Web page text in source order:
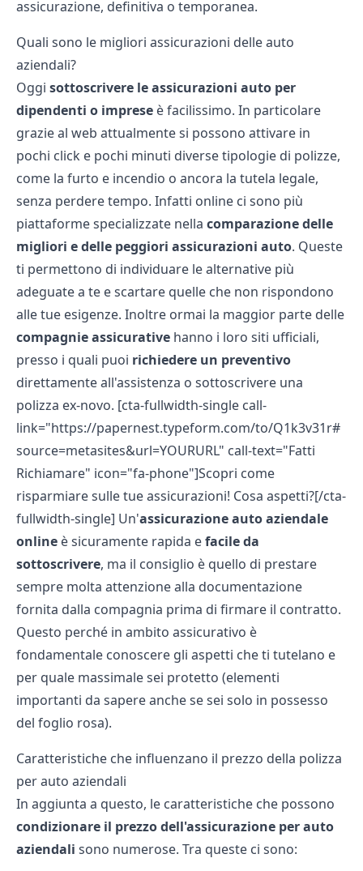
assicurazione, definitiva o temporanea.
Quali sono le migliori assicurazioni delle auto
aziendali?
Oggi sottoscrivere le assicurazioni auto per
dipendenti o imprese è facilissimo. In particolare
grazie al web attualmente si possono attivare in
pochi click e pochi minuti diverse tipologie di polizze,
come la furto e incendio o ancora la tutela legale,
senza perdere tempo. Infatti online ci sono più
piattaforme specializzate nella comparazione delle
migliori e delle peggiori assicurazioni auto. Queste
ti permettono di individuare le alternative più
adeguate a te e scartare quelle che non rispondono
alle tue esigenze. Inoltre ormai la maggior parte delle
compagnie assicurative hanno i loro siti ufficiali,
presso i quali puoi richiedere un preventivo
direttamente all'assistenza o sottoscrivere una
polizza ex-novo. [cta-fullwidth-single call-
link="https://papernest.typeform.com/to/Q1k3v31r#
source=metasites&url=YOURURL" call-text="Fatti
Richiamare" icon="fa-phone"]Scopri come
risparmiare sulle tue assicurazioni! Cosa aspetti?[/cta-
fullwidth-single] Un'assicurazione auto aziendale
online è sicuramente rapida efacile da
sottoscrivere, ma il consiglio è quello di prestare
sempre molta attenzione alla documentazione
fornita dalla compagnia prima di firmare il contratto.
Questo perché in ambito assicurativo è
fondamentale conoscere gli aspetti che ti tutelano e
per quale massimale sei protetto (elementi
importanti da sapere anche se sei solo in possesso
del foglio rosa).
Caratteristiche che influenzano il prezzo della polizza
per auto aziendali
In aggiunta a questo, le caratteristiche che possono
condizionare il prezzo dell'assicurazione per auto
aziendali sono numerose. Tra queste ci sono: